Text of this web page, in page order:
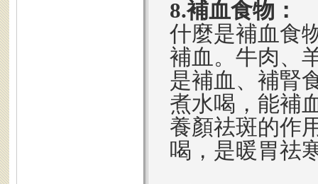
8.補血食物：
什麼是補血食
補血。牛肉、
是補血、補腎
煮水喝，能補
養顏祛斑的作
喝，是暖胃祛